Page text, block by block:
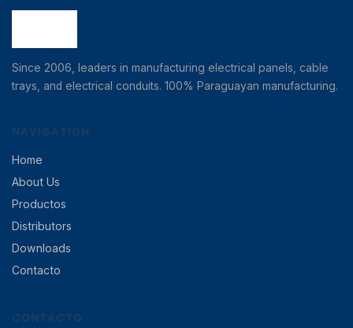
Since 2006, leaders in manufacturing electrical panels, cable
trays, and electrical conduits. 100% Paraguayan manufacturing.
NAVIGATION
Home
About Us
Productos
Distributors
Downloads
Contacto
CONTACTO